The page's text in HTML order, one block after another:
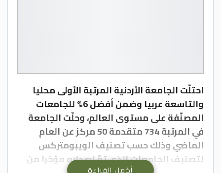
احتلّت الجامعة الأردنية المرتبة الأولى محليا
والتاسعة عربيا وضمن أفضل 6% للجامعات
المصنّفة على مستوى العالم، وحلّت الجامعة
في المرتبة 734 متقدمة 50 مركز عن العام
الماضي وذلك حسب تصنيف الويبومتركس
لتصنيف الجامعات الذي تمّ إصداره مؤخراً من
أكمل القراءة